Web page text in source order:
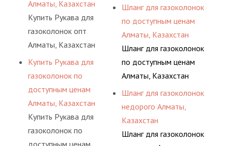
Алматы, Казахстан
Купить Рукава для
газоколонок опт
Алматы, Казахстан
Купить Рукава для
газоколонок по
доступным ценам
Алматы, Казахстан
Купить Рукава для
газоколонок по
доступным ценам
Шланг для газоколонок
по доступным ценам
Алматы, Казахстан
Шланг для газоколонок
по доступным ценам
Алматы, Казахстан
Шланг для газоколонок
недорого Алматы,
Казахстан
Шланг для газоколонок